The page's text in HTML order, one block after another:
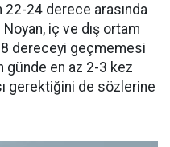
22-24 derece arasında
iç ve dış ortam
8 dereceyi geçmemesi
günde en az 2-3 kez
gerektiğini de sözlerine